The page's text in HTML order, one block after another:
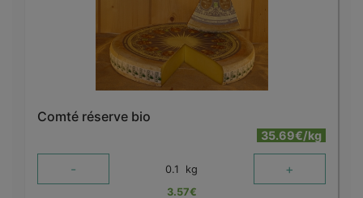
Comté réserve bio
35.69€/kg
- 0.1 kg +
3.57€